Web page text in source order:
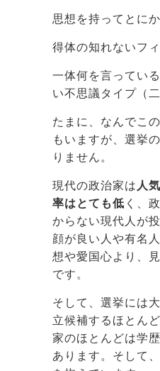
思想を持ってとに
得体の知れないフ
一体何を言ってい
い不思議タイプ（
たまに、なんでこ
もいますが、選挙
りません。
現代の政治家は 人
率はとても低 く、
からない現代人が
顔が良い人や有名
想や愛国心より、
です。
そして、選挙には
立候補するほとん
家のほとんどは学
あります。そして